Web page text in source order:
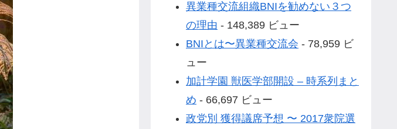
異業種交流組織BNIを勧めない３つ
の理由 - 148,389 ビュー
BNIとは〜異業種交流会 - 78,959 ビ
ュー
加計学園 獣医学部開設 – 時系列まと
め - 66,697 ビュー
政党別 獲得議席予想 〜 2017衆院選